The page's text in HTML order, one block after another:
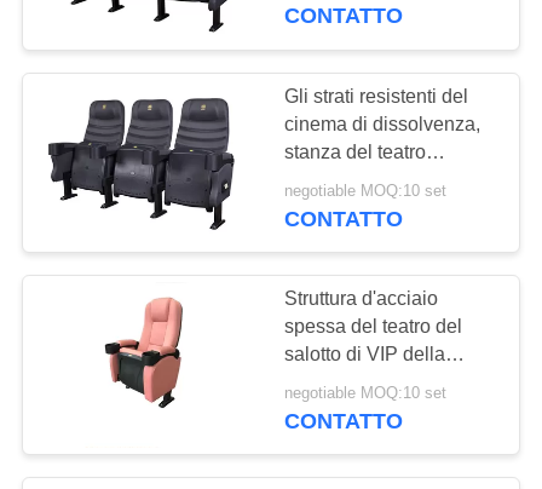
spugna
CONTATTO
Gli strati resistenti del
cinema di dissolvenza,
stanza del teatro
presiede la pulizia facile
negotiable MOQ:10 set
CONTATTO
Struttura d'acciaio
spessa del teatro del
salotto di VIP della
disposizione dei posti a
sedere delle gambe
negotiable MOQ:10 set
CONTATTO